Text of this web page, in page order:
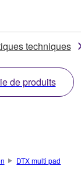
techniques
de produits
DTX multi pad